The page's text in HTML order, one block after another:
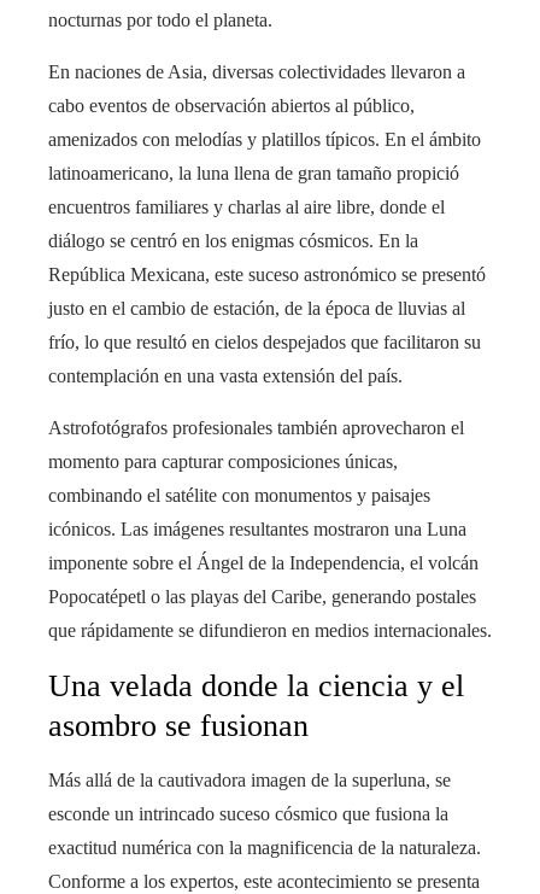
nocturnas por todo el planeta.
En naciones de Asia, diversas colectividades llevaron a
cabo eventos de observación abiertos al público,
amenizados con melodías y platillos típicos. En el ámbito
latinoamericano, la luna llena de gran tamaño propició
encuentros familiares y charlas al aire libre, donde el
diálogo se centró en los enigmas cósmicos. En la
República Mexicana, este suceso astronómico se presentó
justo en el cambio de estación, de la época de lluvias al
frío, lo que resultó en cielos despejados que facilitaron su
contemplación en una vasta extensión del país.
Astrofotógrafos profesionales también aprovecharon el
momento para capturar composiciones únicas,
combinando el satélite con monumentos y paisajes
icónicos. Las imágenes resultantes mostraron una Luna
imponente sobre el Ángel de la Independencia, el volcán
Popocatépetl o las playas del Caribe, generando postales
que rápidamente se difundieron en medios internacionales.
Una velada donde la ciencia y el
asombro se fusionan
Más allá de la cautivadora imagen de la superluna, se
esconde un intrincado suceso cósmico que fusiona la
exactitud numérica con la magnificencia de la naturaleza.
Conforme a los expertos, este acontecimiento se presenta